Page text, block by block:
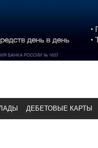
ДЕБЕТОВЫЕ КАРТЫ